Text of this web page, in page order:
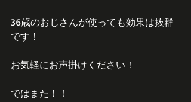
36歳のおじさんが使っても効果は抜群
です！
お気軽にお声掛けください！
ではまた！！